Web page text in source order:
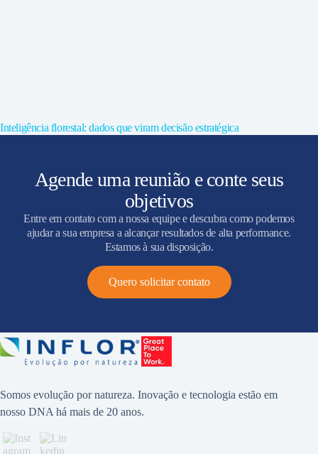
Inteligência florestal: dados que viram decisão estratégica
Agende uma reunião e conte seus
objetivos
Entre em contato com a nossa equipe e descubra como podemos
ajudar a sua empresa a alcançar resultados de alta performance.
Estamos à sua disposição.
Quero solicitar contato
Somos evolução por natureza. Inovação e tecnologia estão em
nosso DNA há mais de 20 anos.